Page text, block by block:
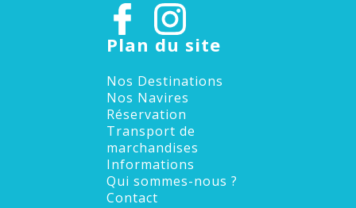
Plan du site
Nos Destinations
Nos Navires
Réservation
Transport de
marchandises
Informations
Qui sommes-nous ?
Contact